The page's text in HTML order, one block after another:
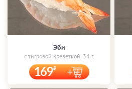
Эби
с тигровой креветкой, 34 г.
169